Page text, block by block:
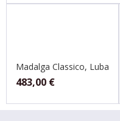
Madalga Classico, Luba
483,00 €